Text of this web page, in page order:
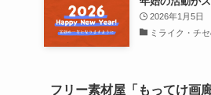
2026年1月5日
ミライク・チ
フリー素材屋「もってけ画廊